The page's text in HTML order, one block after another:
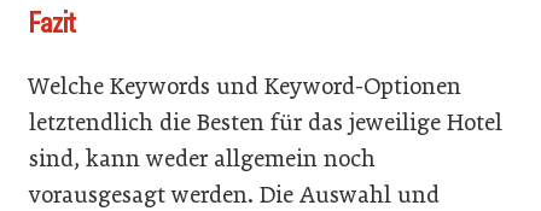
Fazit
Welche Keywords und Keyword-Optionen
letztendlich die Besten für das jeweilige Hotel
sind, kann weder allgemein noch
vorausgesagt werden. Die Auswahl und